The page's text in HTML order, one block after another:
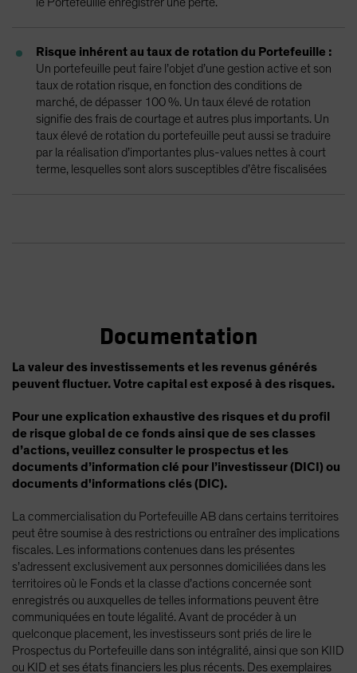
Risque inhérent au taux de rotation du Portefeuille :
Un portefeuille peut faire l’objet d’une gestion active et son
taux de rotation risque, en fonction des conditions de
marché, de dépasser 100 %. Un taux élevé de rotation
signifie des frais de courtage et autres plus importants. Un
taux élevé de rotation du portefeuille peut aussi se traduire
par la réalisation d’importantes plus-values nettes à court
terme, lesquelles sont alors susceptibles d’être fiscalisées
Documentation
La valeur des investissements et les revenus générés
peuvent fluctuer. Votre capital est exposé à des risques.
Pour une explication exhaustive des risques et du profil
de risque global de ce fonds ainsi que de ses classes
d’actions, veuillez consulter le prospectus et les
documents d’information clé pour l’investisseur (DICI) ou
documents d'informations clés (DIC).
La commercialisation du Portefeuille AB dans certains territoires
peut être soumise à des restrictions ou entraîner des implications
fiscales. Les informations contenues dans les présentes
s’adressent exclusivement aux personnes domiciliées dans les
territoires où le Fonds et la classe d’actions concernée sont
enregistrés ou auxquelles de telles informations peuvent être
communiquées en toute légalité. Avant de procéder à un
quelconque placement, les investisseurs sont priés de lire le
Prospectus du Portefeuille dans son intégralité, ainsi que son KIID
ou KID et ses états financiers les plus récents. Des exemplaires